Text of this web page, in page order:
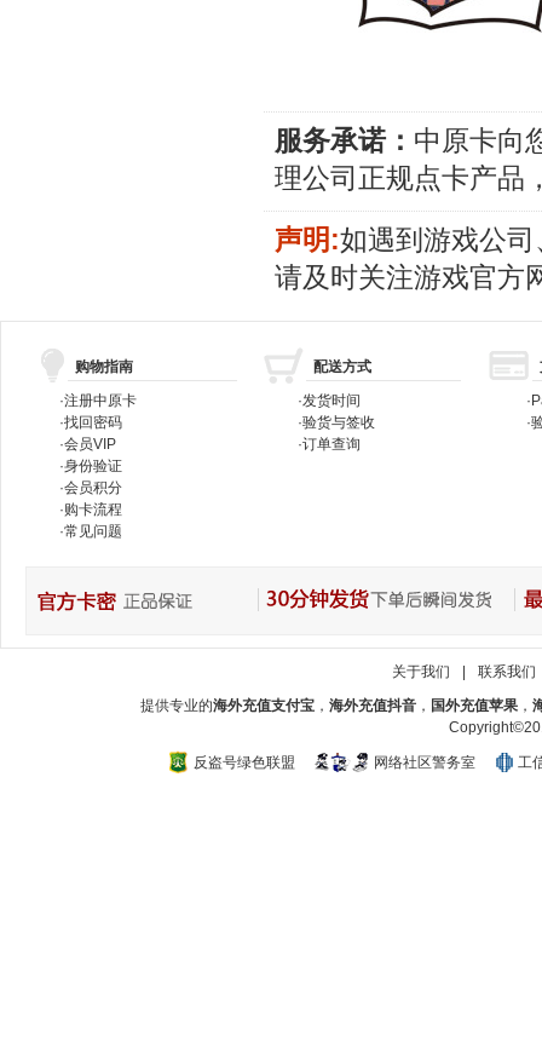
服务承诺： 中原卡向
理公司正规点卡产品
声明:如遇到游戏公
请及时关注游戏官方
购物指南
·注册中原卡
·找回密码
·会员VIP
·身份验证
·会员积分
·购卡流程
·常见问题
配送方式
·发货时间
·验货与签收
·订单查询
·
·
关于我们
联系我们
提供专业的海外充值支付宝， 海外充值抖音， 国外充值苹果，
反盗号绿色联盟 网络社区警务室 工